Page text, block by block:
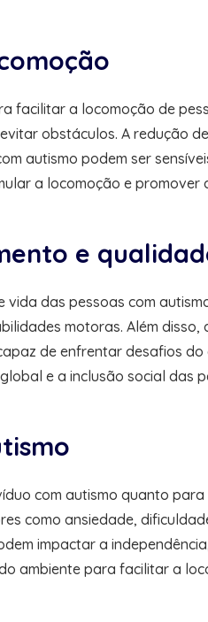
a locomoção de
obstáculos. A redução
autismo podem ser
a locomoção e promover
e
das pessoas com
motoras. Além
de enfrentar desafios
e a inclusão social das
com autismo quanto
como ansiedade,
impactar a
ambiente para facilitar a